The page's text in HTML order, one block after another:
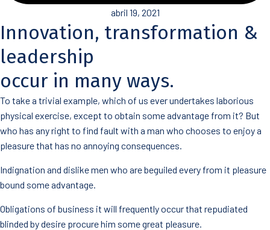
abril 19, 2021
Innovation, transformation &
leadership
occur in many ways.
To take a trivial example, which of us ever undertakes laborious
physical exercise, except to obtain some advantage from it? But
who has any right to find fault with a man who chooses to enjoy a
pleasure that has no annoying consequences.
Indignation and dislike men who are beguiled every from it pleasure
bound some advantage.
Obligations of business it will frequently occur that repudiated
blinded by desire procure him some great pleasure.